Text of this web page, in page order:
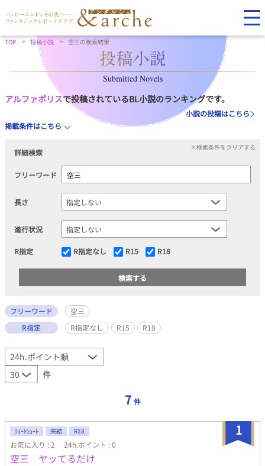
TOP 投稿小説 空三の検索結果
Submitted Novels
アルファポリスで投稿されているBL小説のランキングです。
小説の投稿はこちら
掲載条件はこちら
詳細検索
×検索条件をクリアする
フリーワード
長さ
進行状況
R指定 R指定なし R15 R18
フリーワード
空三
R指定
R指定なし R15 R18
件
7 件
1
ｼｮｰﾄｼｮｰﾄ 完結 R18
お気に入り : 2 24h.ポイント : 0
空三 ヤッてるだけ